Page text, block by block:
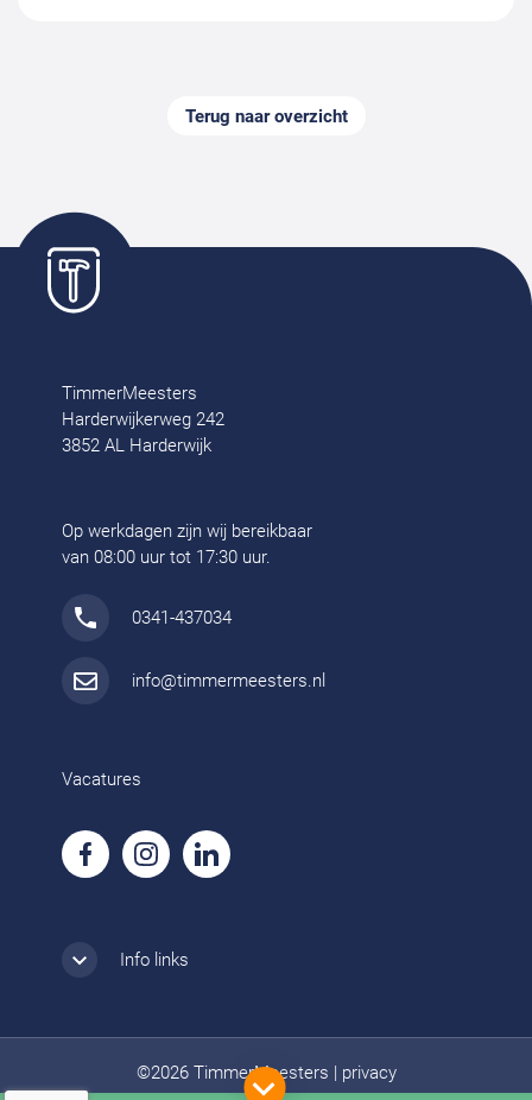
Terug naar overzicht
TimmerMeesters
Harderwijkerweg 242
3852 AL Harderwijk
Op werkdagen zijn wij bereikbaar
van 08:00 uur tot 17:30 uur.
0341-437034
info@timmermeesters.nl
Vacatures
Info links
©2026 TimmerMeesters privacy